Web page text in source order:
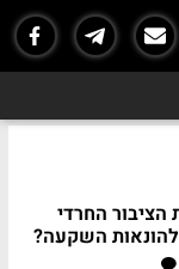
החרדי
להונאות השקעה?